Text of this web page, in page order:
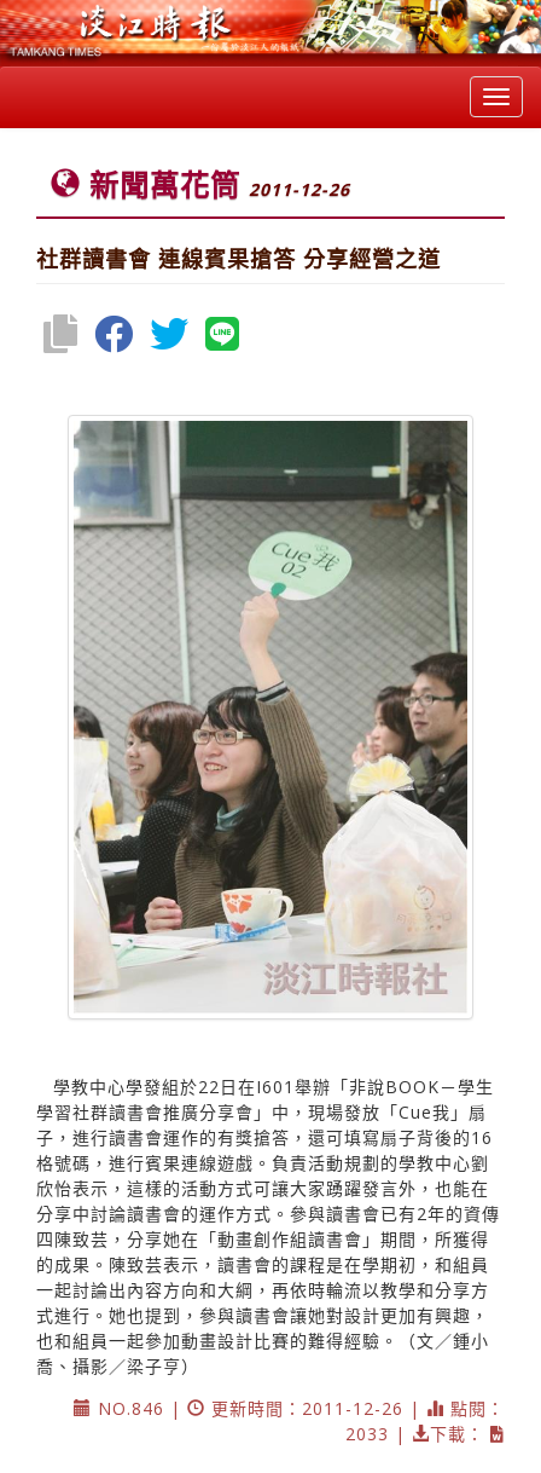
新聞萬花筒 2011-12-26
社群讀書會 連線賓果搶答 分享經營之道
學教中心學發組於22日在I601舉辦「非說BOOK－學生
學習社群讀書會推廣分享會」中，現場發放「Cue我」扇
子，進行讀書會運作的有獎搶答，還可填寫扇子背後的16
格號碼，進行賓果連線遊戲。負責活動規劃的學教中心劉
欣怡表示，這樣的活動方式可讓大家踴躍發言外，也能在
分享中討論讀書會的運作方式。參與讀書會已有2年的資傳
四陳致芸，分享她在「動畫創作組讀書會」期間，所獲得
的成果。陳致芸表示，讀書會的課程是在學期初，和組員
一起討論出內容方向和大綱，再依時輪流以教學和分享方
式進行。她也提到，參與讀書會讓她對設計更加有興趣，
也和組員一起參加動畫設計比賽的難得經驗。（文／鍾小
喬、攝影／梁子亨）
NO.846 |
更新時間：2011-12-26 |
點閱：
2033 |
下載：